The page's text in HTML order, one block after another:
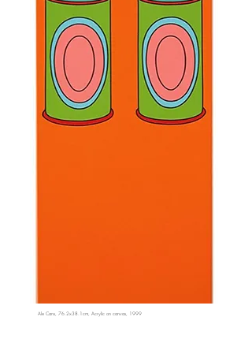
Ale Cans, 76.2x38.1cm, Acrylic on canvas, 1999